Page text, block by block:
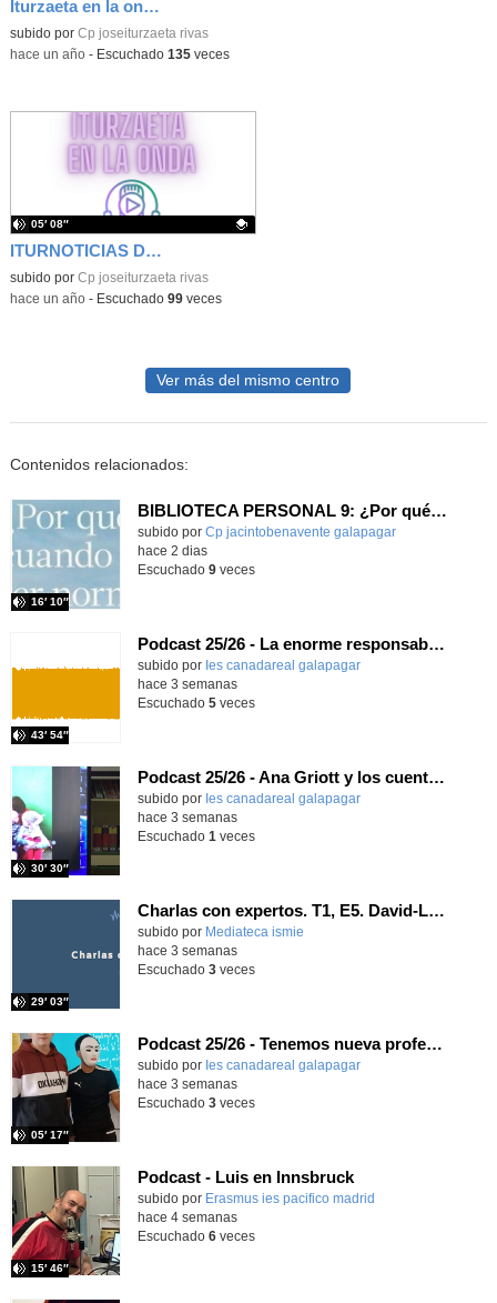
Iturzaeta en la onda: Hábitos saludables y entrevistas con 5º
Contenido educativo.
subido por Cp joseiturzaeta rivas
-hace un año- Escuchado 135veces
ITURNOTICIAS DE SEXTO
Contenido educativo.
subido por Cp joseiturzaeta rivas
05′ 08″
-hace un año- Escuchado 99veces
Ver más del mismo centro
Contenidos relacionados:
BIBLIOTECA PERSONAL 9: ¿Por qué ser feliz cuando puedes ser normal?
Contenido educativo.
subido por Cp jacintobenavente galapagar
16′ 10″
-
hace 2 dias
Escuchado 9veces
Podcast 25/26 - La enorme responsabilidad de ser juez
subido por Ies canadareal galapagar
43′ 54″
-
hace 3 semanas
Escuchado 5veces
Podcast 25/26 - Ana Griott y los cuentos de las voces olvidadas
subido por Ies canadareal galapagar
30′ 30″
-
hace 3 semanas
Escuchado 1 veces
Charlas con expertos. T1, E5. David-Li Ilundáin Reviriego
subido por Mediateca ismie
29′ 03″
hace 3 semanas
Escuchado 3veces
Podcast 25/26 - Tenemos nueva profesora de Griego ¿Conoces a María Eugenia?
subido por Ies canadareal galapagar
05′ 17″
-
hace 3 semanas
Escuchado 3veces
Podcast - Luis en Innsbruck
subido por Erasmus ies pacifico madrid
15′ 46″
hace 4 semanas
Escuchado 6veces